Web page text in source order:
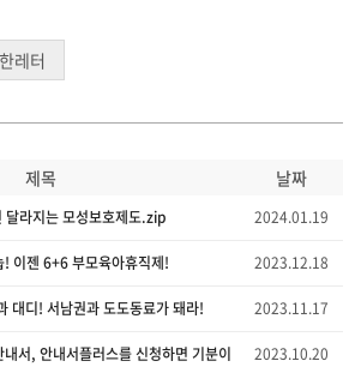
레터
제목 날짜
라지는 모성보호제도.zip 2024.01.19
이젠 6+6 부모육아휴직제! 2023.12.18
대디! 서남권과 도도동료가 돼라! 2023.11.17
서, 안내서플러스를 신청하면 기분이
2023.10.20